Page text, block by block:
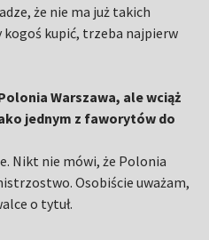
że nie ma już takich
kogoś kupić, trzeba najpierw
Warszawa, ale wciąż
jednym z faworytów do
Nikt nie mówi, że Polonia
Osobiście uważam,
o tytuł.